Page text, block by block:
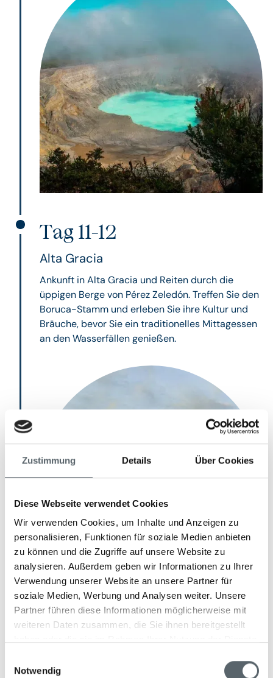
Zustimmung Details Über Cookies
Diese Webseite verwendet Cookies
Wir verwenden Cookies, um Inhalte und Anzeigen zu
personalisieren, Funktionen für soziale Medien anbieten
zu können und die Zugriffe auf unsere Website zu
analysieren. Außerdem geben wir Informationen zu Ihrer
Verwendung unserer Website an unsere Partner für
soziale Medien, Werbung und Analysen weiter. Unsere
Partner führen diese Informationen möglicherweise mit
weiteren Daten zusammen, die Sie ihnen bereitgestellt
Notwendig
Tag 11-12
Alta Gracia
Ankunft in Alta Gracia und Reiten durch die
üppigen Berge von Pérez Zeledón. Treffen Sie den
Boruca-Stamm und erleben Sie ihre Kultur und
Bräuche, bevor Sie ein traditionelles Mittagessen
an den Wasserfällen genießen.
Tag 13
Genießen Sie Ihren Aufenthalt im exklusiven